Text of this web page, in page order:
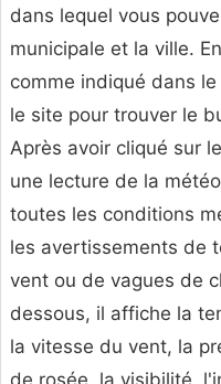
dans lequel vous
municipale et la ville.
comme indiqué dans
le site pour trouver le
Après avoir cliqué sur
une lecture de la
toutes les conditions
les avertissements de
vent ou de vagues de
dessous, il affiche la
la vitesse du vent, la